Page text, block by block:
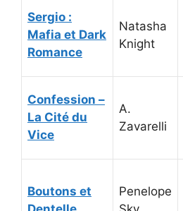
Sergio :
Mafia et Dark
Romance
Natasha
Knight
Confession –
La Cité du
Vice
A.
Zavarelli
Boutons et
Penelope